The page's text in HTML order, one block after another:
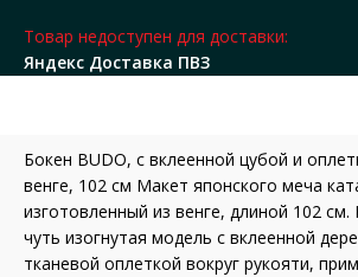
Товар недоступен для доставки:
Яндекс Доставка ПВЗ
Бокен BUDO, с вклеенной цубой и
венге, 102 см Макет японского меча
изготовленный из венге, длиной 102 см.
чуть изогнутая модель с вклеенной
тканевой оплеткой вокруг рукояти,